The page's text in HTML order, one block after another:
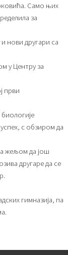
Само њих
за
нови другари са
у Центру за
први
с обзиром да
жељом да још
другаре да се
гимназија, па